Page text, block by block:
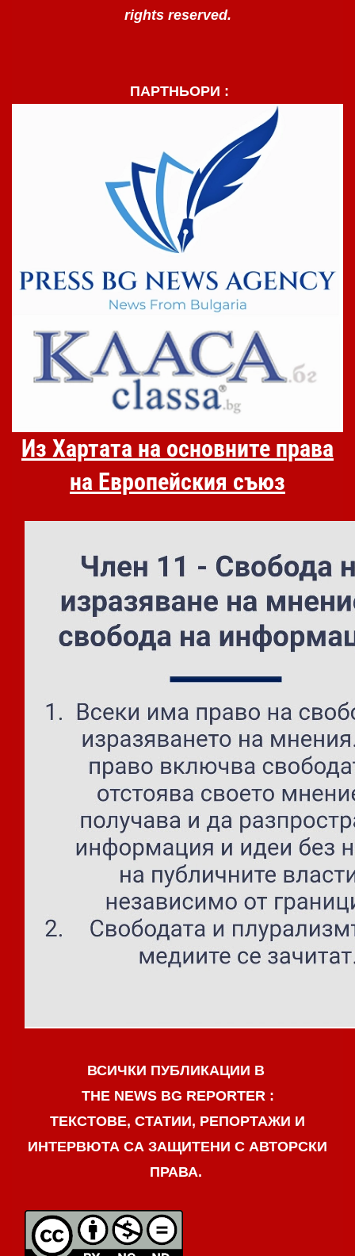
rights reserved.
ПАРТНЬОРИ :
Из Хартата на основните права
на Европейския съюз
ВСИЧКИ ПУБЛИКАЦИИ В
THE NEWS BG REPORTER :
ТЕКСТОВЕ, СТАТИИ, РЕПОРТАЖИ И
ИНТЕРВЮТА СА ЗАЩИТЕНИ С АВТОРСКИ
ПРАВА.